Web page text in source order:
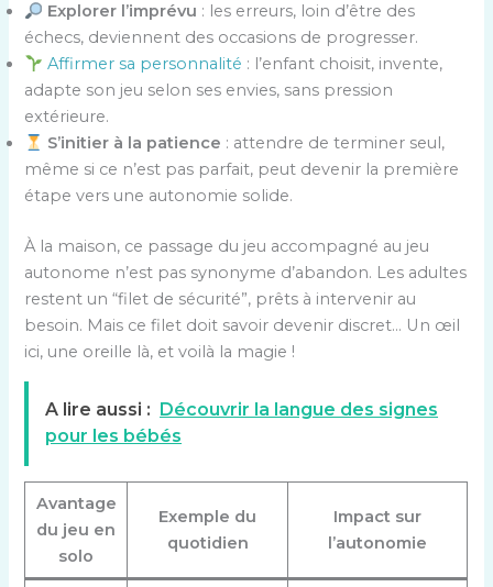
Explorer l’imprévu : les erreurs, loin d’être des
échecs, deviennent des occasions de progresser.
Affirmer sa personnalité : l’enfant choisit, invente,
adapte son jeu selon ses envies, sans pression
extérieure.
S’initier à la patience : attendre de terminer seul,
même si ce n’est pas parfait, peut devenir la première
étape vers une autonomie solide.
À la maison, ce passage du jeu accompagné au jeu
autonome n’est pas synonyme d’abandon. Les adultes
restent un “filet de sécurité”, prêts à intervenir au
besoin. Mais ce filet doit savoir devenir discret… Un œil
ici, une oreille là, et voilà la magie !
A lire aussi : Découvrir la langue des signes
pour les bébés
Avantage
du jeu en
solo
Exemple du
quotidien
Impact sur
l’autonomie